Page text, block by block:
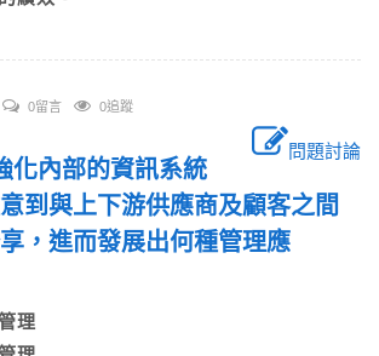
0留言 0追蹤
問題討論
化內部的資訊系統
到與上下游供應商及顧客之間
，進而發展出何種管理應
理